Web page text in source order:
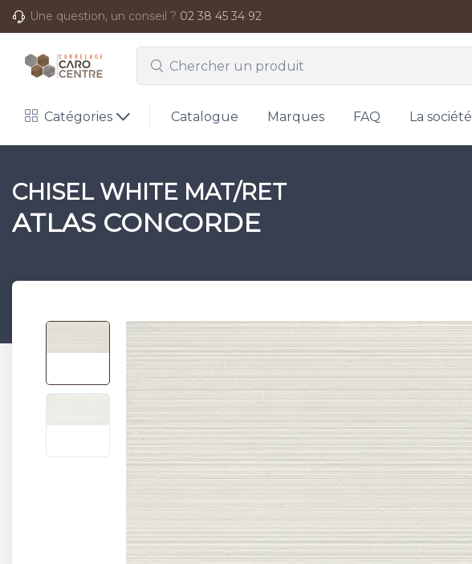
Une question, un conseil ? 02 38 45 34 92
Catégories Catalogue Marques FAQ La société
CHISEL WHITE MAT/RET
ATLAS CONCORDE